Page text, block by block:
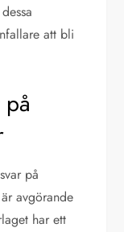
att bli
på
på
avgörande
har ett